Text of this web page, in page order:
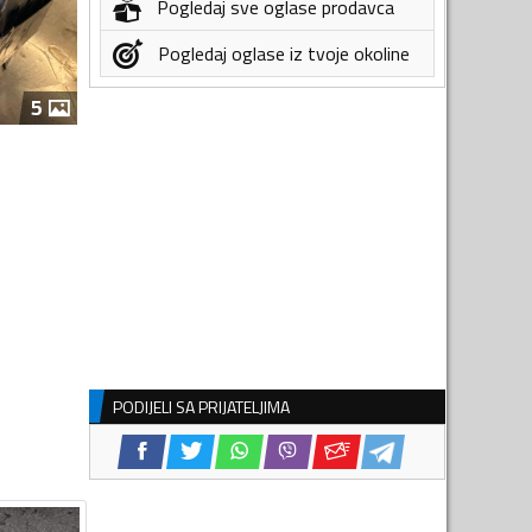
5
Pogledaj sve oglase prodavca
Pogledaj oglase iz tvoje okoline
PODIJELI SA PRIJATELJIMA